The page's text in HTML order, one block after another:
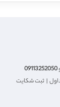
09113252050
| ثبت شکایت